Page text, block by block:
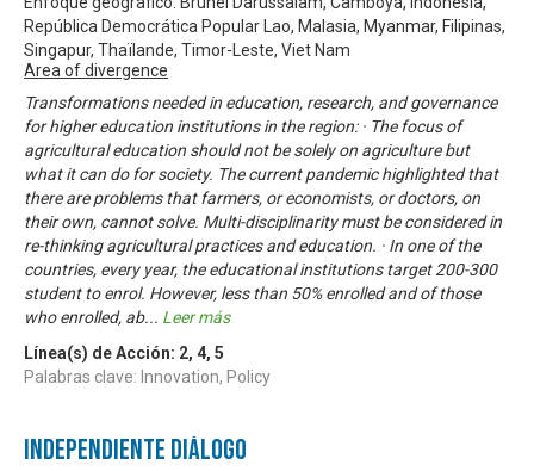
República Democrática Popular Lao, Malasia, Myanmar, Filipinas,
Singapur, Thaïlande, Timor-Leste, Viet Nam
Area of divergence
Transformations needed in education, research, and governance
for higher education institutions in the region: · The focus of
agricultural education should not be solely on agriculture but
what it can do for society. The current pandemic highlighted that
there are problems that farmers, or economists, or doctors, on
their own, cannot solve. Multi-disciplinarity must be considered in
re-thinking agricultural practices and education. · In one of the
countries, every year, the educational institutions target 200-300
student to enrol. However, less than 50% enrolled and of those
who enrolled, ab... Leer más
Línea(s) de Acción: 2, 4, 5
Palabras clave: Innovation, Policy
Independiente Diálogo